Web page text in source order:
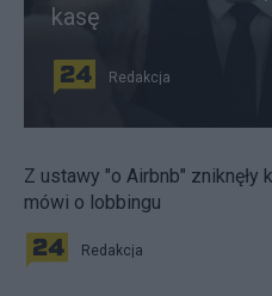
kasę
Redakcja
Z ustawy "o Airbnb"
mówi o lobbingu
Redakcja